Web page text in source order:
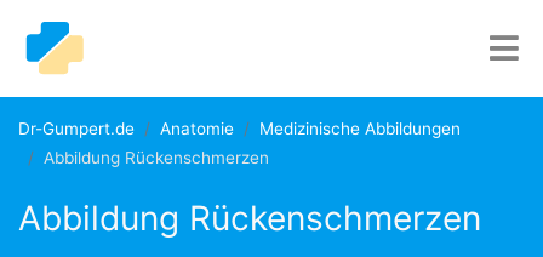
Dr-Gumpert.de Anatomie
Medizinische Abbildungen
Abbildung Rückenschmerzen
Abbildung Rückenschmerzen